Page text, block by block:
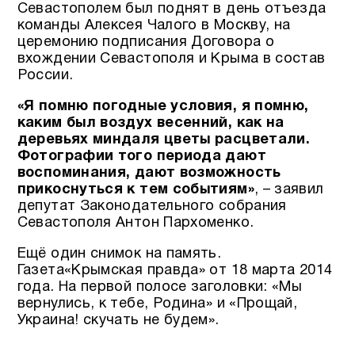
Севастополем был поднят в день отъезда
команды Алексея Чалого в Москву, на
церемонию подписания Договора о
вхождении Севастополя и Крыма в состав
России.
«Я помню погодные условия, я помню,
каким был воздух весенний, как на
деревьях миндаля цветы расцветали.
Фотографии того периода дают
воспоминания, дают возможность
прикоснуться к тем событиям», – заявил
депутат Законодательного собрания
Севастополя Антон Пархоменко.
Ещё один снимок на память.
Газета«Крымская правда» от 18 марта 2014
года. На первой полосе заголовки: «Мы
вернулись, к тебе, Родина» и «Прощай,
Украина! скучать не будем».